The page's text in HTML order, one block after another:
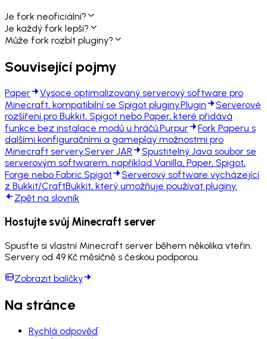
Je fork neoficiální?
Je každý fork lepší?
Může fork rozbít pluginy?
Související pojmy
Paper
Vysoce optimalizovaný serverový software pro
Minecraft, kompatibilní se Spigot pluginy.Plugin
Serverové
rozšíření pro Bukkit, Spigot nebo Paper, které přidává
funkce bez instalace modů u hráčů.Purpur
Fork Paperu s
dalšími konfiguračními a gameplay možnostmi pro
Minecraft servery.Server JAR
Spustitelný Java soubor se
serverovým softwarem, například Vanilla, Paper, Spigot,
Forge nebo Fabric.Spigot
Serverový software vycházející
z Bukkit/CraftBukkit, který umožňuje používat pluginy.
Zpět na slovník
Hostujte svůj Minecraft server
Spusťte si vlastní Minecraft server během několika vteřin.
Servery od 49 Kč měsíčně s českou podporou.
Zobrazit balíčky
Na stránce
Rychlá odpověď